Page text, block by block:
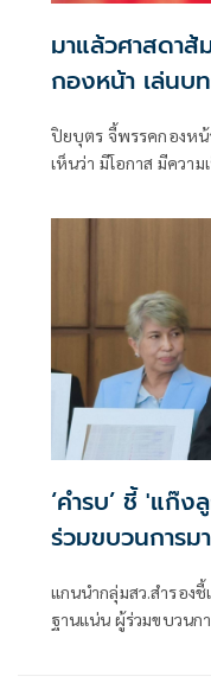
มาแล้วศาสดา
กองหน้า เล่นบ
ฐานที่มั่น
ปิยบุตร จี้พรรคกองหน้
เห็นว่า มีโอกาส มีควา
‘คำรบ’ ชี้ 'แก๊
ร่วมขบวนการ
แกนนำกลุ่มสว.สำรองชี้
ฐานแน่น ผู้ร่วมขบวนก